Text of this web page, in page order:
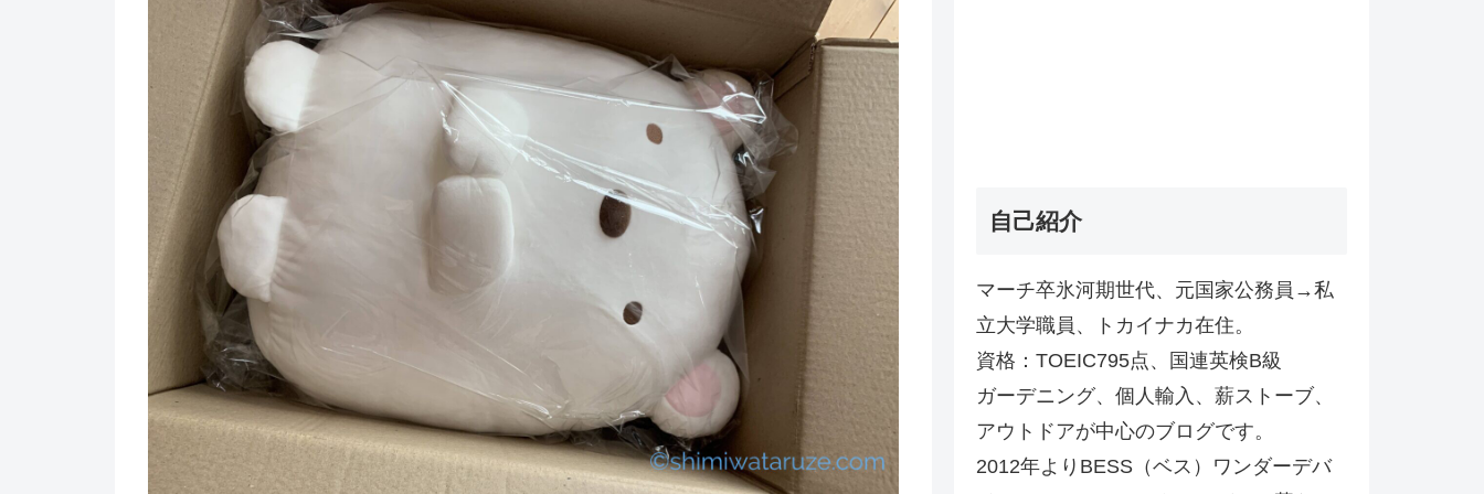
自己紹介
マーチ卒氷河期世代、元国家公務員→私
立大学職員、トカイナカ在住。
資格：TOEIC795点、国連英検B級
ガーデニング、個人輸入、薪ストーブ、
アウトドアが中心のブログです。
2012年よりBESS（ベス）ワンダーデバ